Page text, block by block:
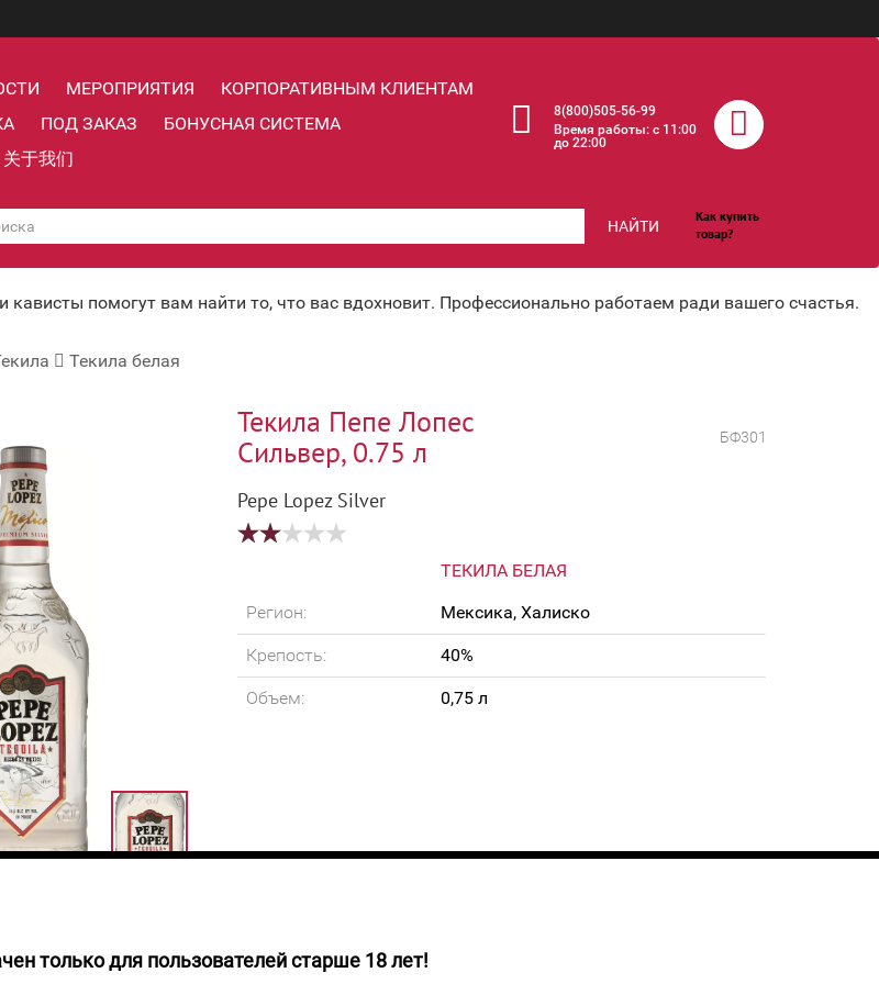
МЕРОПРИЯТИЯ
КОРПОРАТИВНЫМ КЛИЕНТАМ
ПОД ЗАКАЗ
БОНУСНАЯ СИСТЕМА
关于我们
8(800)505-56-99
Время работы: c 11:00
до 22:00
НАЙТИ
Как купить
товар?
помогут вам найти то, что вас вдохновит. Профессионально работаем ради вашего счастья.
Текила белая
Текила Пепе Лопес
Сильвер, 0.75 л
БФ301
Pepe Lopez Silver
ТЕКИЛА БЕЛАЯ
Регион:
Мексика, Халиско
Крепость: 40%
Объем: 0,75 л
Изготавливается по традиционным рецептам с 1857 года.
только для пользователей старше 18 лет!